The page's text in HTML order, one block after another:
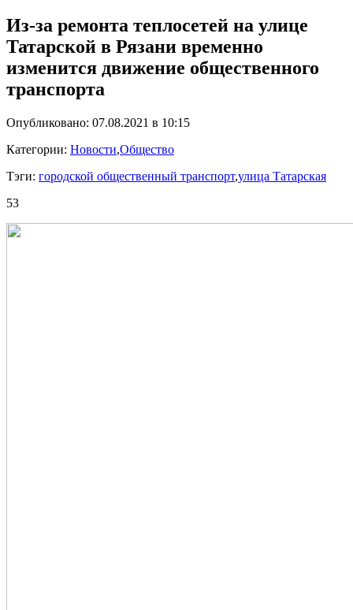
Из-за ремонта теплосетей на улице
Татарской в Рязани временно
изменится движение общественного
транспорта
Опубликовано: 07.08.2021 в 10:15
Категории: Новости,Общество
Тэги: городской общественный транспорт,улица Татарская
53